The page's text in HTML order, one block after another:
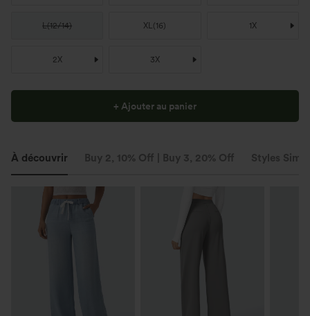
L(12/14) XL(16) 1X
2X 3X
+ Ajouter au panier
À découvrir Buy 2, 10% Off | Buy 3, 20% Off Styles